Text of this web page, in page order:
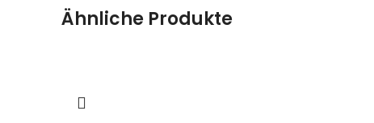
Ähnliche Produkte